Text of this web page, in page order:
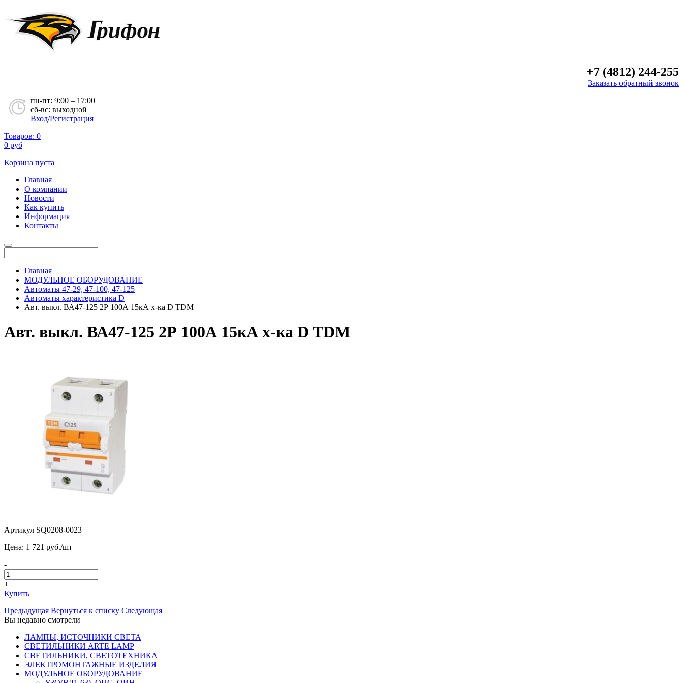
+7 (4812) 244-255
Заказать обратный звонок
пн-пт: 9:00 – 17:00
сб-вс: выходной
Вход/Регистрация
Товаров: 0
0 руб
Корзина пуста
Главная
О компании
Новости
Как купить
Информация
Контакты
Главная
МОДУЛЬНОЕ ОБОРУДОВАНИЕ
Автоматы 47-29, 47-100, 47-125
Автоматы характеристика D
Авт. выкл. ВА47-125 2Р 100А 15кА х-ка D TDM
Авт. выкл. ВА47-125 2Р 100А 15кА х-ка D TDM
Артикул SQ0208-0023
Цена: 1 721 pуб./шт
-
+
Купить
Предыдущая Вернуться к списку Следующая
Вы недавно смотрели
ЛАМПЫ, ИСТОЧНИКИ СВЕТА
СВЕТИЛЬНИКИ ARTE LAMP
СВЕТИЛЬНИКИ, СВЕТОТЕХНИКА
ЭЛЕКТРОМОНТАЖНЫЕ ИЗДЕЛИЯ
МОДУЛЬНОЕ ОБОРУДОВАНИЕ